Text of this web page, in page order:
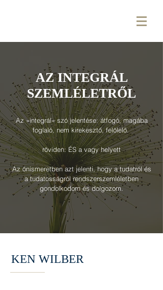
AZ INTEGRÁL
SZEMLÉLETRŐL
Az »integrál« szó jelentése: átfogó, magába
foglaló, nem kirekesztő, felölelő.
röviden: ÉS a vagy helyett
Az önismeretben azt jelenti, hogy a tudatról és
a tudatosságról rendszerszemléletben
gondolkodom és dolgozom.
KEN WILBER